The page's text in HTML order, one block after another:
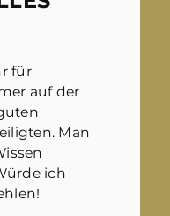
für
auf der
Man
ich